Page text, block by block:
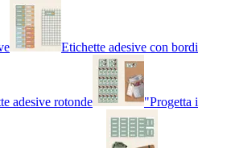
Etichette adesive con bordi
adesive rotonde "Progetta i